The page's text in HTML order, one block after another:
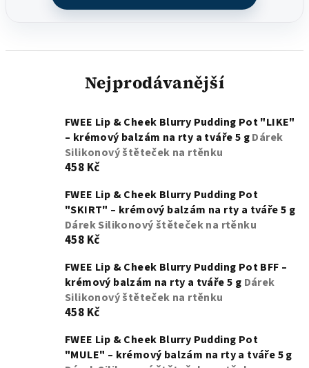
Nejprodávanější
FWEE Lip & Cheek Blurry Pudding Pot "LIKE"
– krémový balzám na rty a tváře 5 gDárek
Silikonový štěteček na rtěnku
458 Kč
FWEE Lip & Cheek Blurry Pudding Pot
"SKIRT" – krémový balzám na rty a tváře 5 g
Dárek Silikonový štěteček na rtěnku
458 Kč
FWEE Lip & Cheek Blurry Pudding Pot BFF –
krémový balzám na rty a tváře 5 g Dárek
Silikonový štěteček na rtěnku
458 Kč
FWEE Lip & Cheek Blurry Pudding Pot
"MULE" – krémový balzám na rty a tváře 5 g